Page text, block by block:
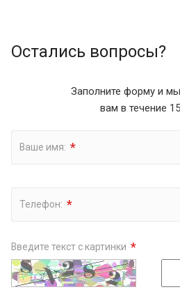
Остались вопросы?
Заполните форму и
вам в течение
Ваше имя: *
Телефон: *
Введите текст с картинки *